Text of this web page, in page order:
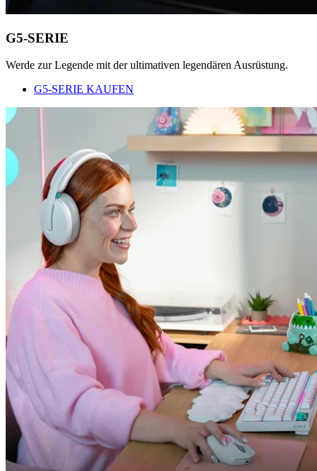
G5-SERIE
Werde zur Legende mit der ultimativen legendären Ausrüstung.
G5-SERIE KAUFEN